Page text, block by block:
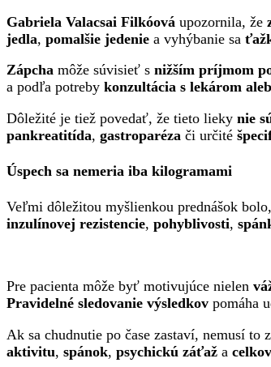
Gabriela Valacsai Filkóová upozornila, že
jedla, pomalšie jedenie a vyhýbanie sa
Zápcha môže súvisieť s nižším príjmom
a podľa potreby konzultácia s lekárom
Dôležité je tiež povedať, že tieto lieky nie
pankreatitída, gastroparéza či určité
Úspech sa nemeria iba kilogramami
Veľmi dôležitou myšlienkou prednášok
inzulínovej rezistencie, pohyblivosti,
Pre pacienta môže byť motivujúce nielen
Pravidelné sledovanie výsledkov pomáha
Ak sa chudnutie po čase zastaví, nemusí to
aktivitu, spánok, psychickú záťaž a